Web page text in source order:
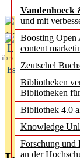
Vandenhoeck
und mit
Boosting Open
content
Zeutschel
Bibliotheken
Bibliotheken
Bibliothek 4.0
Knowledge
Forschung und
an der
Aktuelles aus
L
ibrary
Essentials